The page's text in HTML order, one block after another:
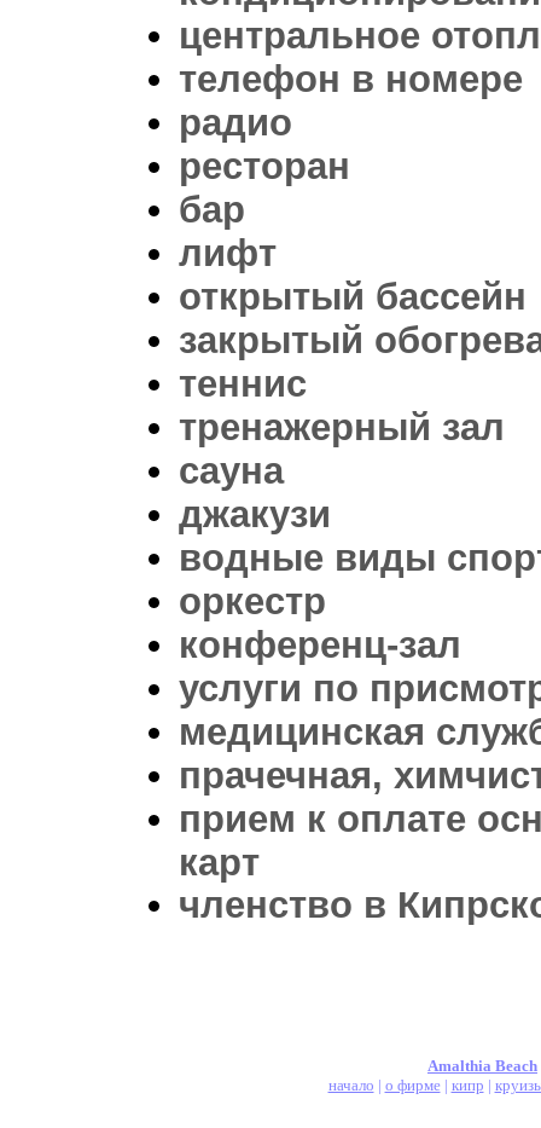
центральное
телефон в номере
радио
ресторан
бар
лифт
открытый бассейн
закрытый
теннис
тренажерный зал
сауна
джакузи
водные виды
оркестр
конференц-зал
услуги по
медицинская
прачечная,
прием к оплате
карт
членство в
Amalthia Beach
начало | о фирме| кипр |